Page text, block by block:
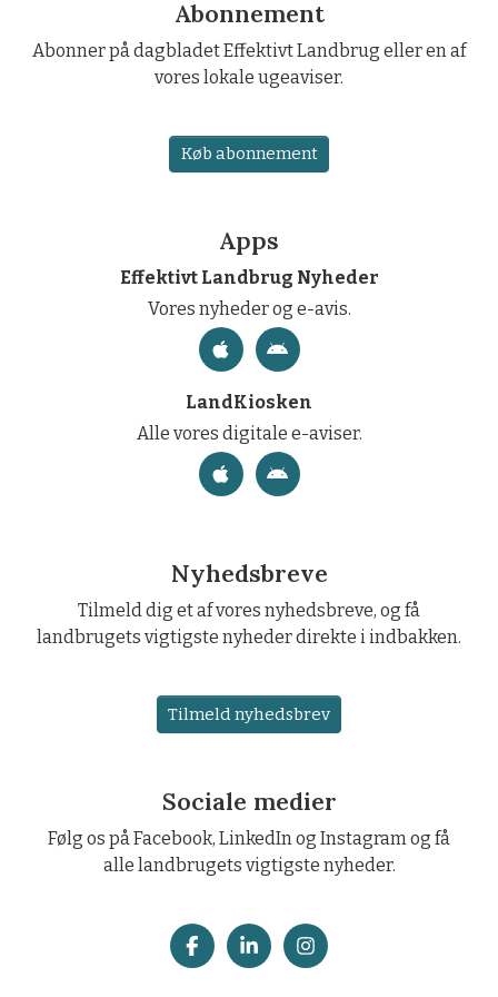
Abonnement
Abonner på dagbladet Effektivt Landbrug eller en af
vores lokale ugeaviser.
Køb abonnement
Apps
Effektivt Landbrug Nyheder
Vores nyheder og e-avis.
LandKiosken
Alle vores digitale e-aviser.
Nyhedsbreve
Tilmeld dig et af vores nyhedsbreve, og få
landbrugets vigtigste nyheder direkte i indbakken.
Tilmeld nyhedsbrev
Sociale medier
Følg os på Facebook, LinkedIn og Instagram og få
alle landbrugets vigtigste nyheder.